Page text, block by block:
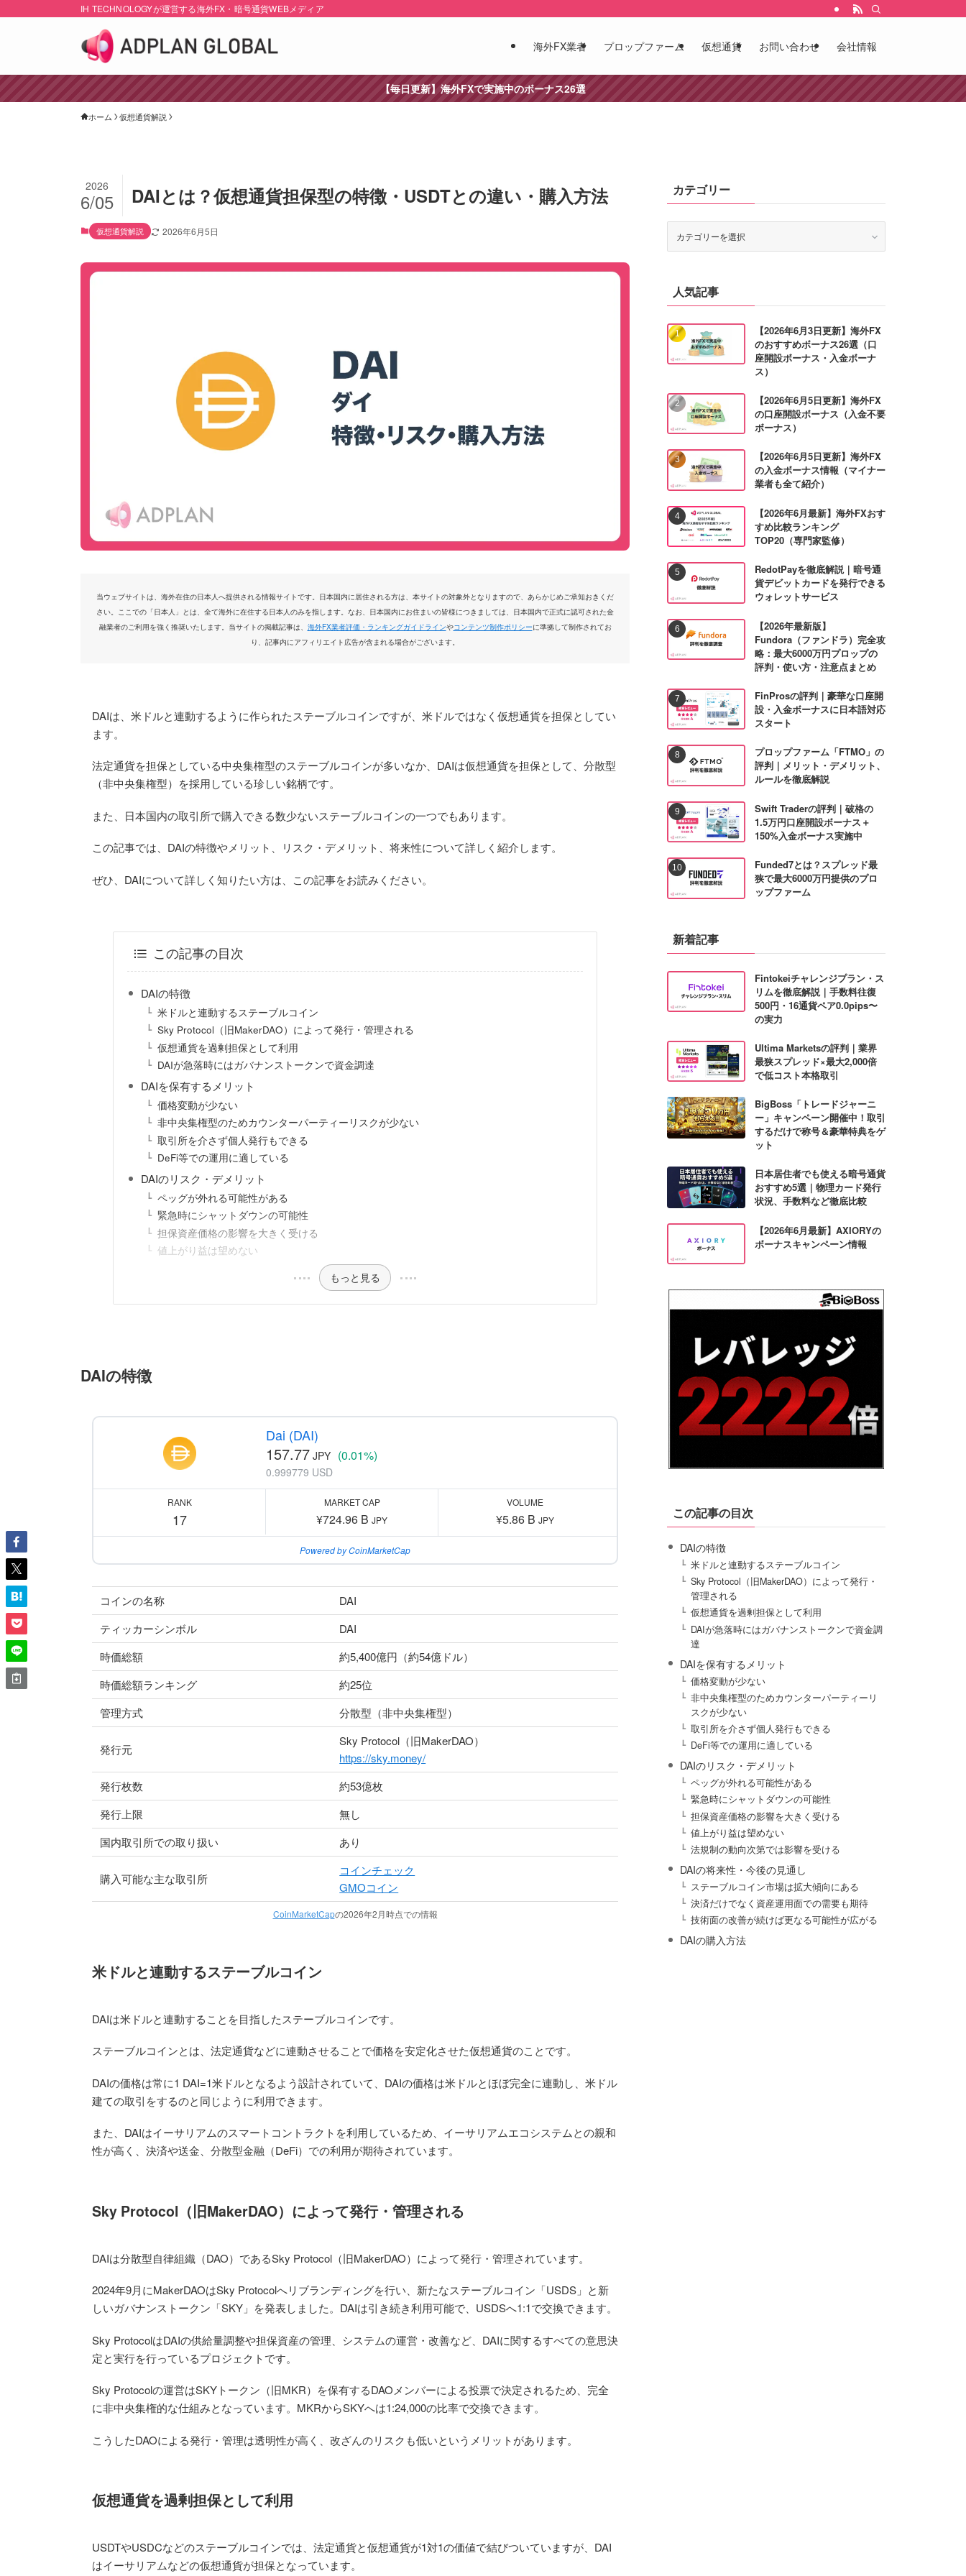
IH TECHNOLOGYが運営する海外FX・暗号通貨WEBメディア
海外FX業者 プロップファーム 仮想通貨 お問い合わせ 会社情報
【毎日更新】海外FXで実施中のボーナス26選
ホーム 仮想通貨解説
DAIとは？仮想通貨担保型の特徴・USDTとの違い・購入方法
2026
6/05
仮想通貨解説 2026年6月5日
当ウェブサイトは、海外在住の日本人へ提供される情報サイトです。日本国内に居住される方は、本サイトの対象外となりますので、あらかじめご承知おきくだ
さい。ここでの「日本人」とは、全て海外に在住する日本人のみを指します。なお、日本国内にお住まいの皆様につきましては、日本国内で正式に認可された金
融業者のご利用を強く推奨いたします。当サイトの掲載記事は、 海外FX業者評価・ランキングガイドラインやコンテンツ制作ポリシーに準拠して制作されてお
り、記事内にアフィリエイト広告が含まれる場合がございます。
DAIは、米ドルと連動するように作られたステーブルコインですが、米ドルではなく仮想通貨を担保としてい
ます。
法定通貨を担保としている中央集権型のステーブルコインが多いなか、DAIは仮想通貨を担保として、分散型
（非中央集権型）を採用している珍しい銘柄です。
また、日本国内の取引所で購入できる数少ないステーブルコインの一つでもあります。
この記事では、DAIの特徴やメリット、リスク・デメリット、将来性について詳しく紹介します。
ぜひ、DAIについて詳しく知りたい方は、この記事をお読みください。
この記事の目次
DAIの特徴
米ドルと連動するステーブルコイン
Sky Protocol（旧MakerDAO）によって発行・管理される
仮想通貨を過剰担保として利用
DAIが急落時にはガバナンストークンで資金調達
DAIを保有するメリット
価格変動が少ない
非中央集権型のためカウンターパーティーリスクが少ない
取引所を介さず個人発行もできる
DeFi等での運用に適している
DAIのリスク・デメリット
ペッグが外れる可能性がある
緊急時にシャットダウンの可能性
担保資産価格の影響を大きく受ける
値上がり益は望めない
もっと見る
DAIの特徴
Dai (DAI)
157.77 JPY (0.01%)
0.999779 USD
RANK
17
MARKET CAP
¥724.96 BJPY
VOLUME
¥5.86 BJPY
Powered by CoinMarketCap
コインの名称
DAI
ティッカーシンボル
DAI
時価総額
約5,400億円（約54億ドル）
時価総額ランキング
約25位
管理方式
分散型（非中央集権型）
発行元
Sky Protocol（旧MakerDAO）
https://sky.money/
発行枚数
約53億枚
発行上限
無し
国内取引所での取り扱い
あり
購入可能な主な取引所
コインチェック
GMOコイン
CoinMarketCapの2026年2月時点での情報
米ドルと連動するステーブルコイン
DAIは米ドルと連動することを目指したステーブルコインです。
ステーブルコインとは、法定通貨などに連動させることで価格を安定化させた仮想通貨のことです。
DAIの価格は常に1 DAI=1米ドルとなるよう設計されていて、DAIの価格は米ドルとほぼ完全に連動し、米ドル
建ての取引をするのと同じように利用できます。
また、DAIはイーサリアムのスマートコントラクトを利用しているため、イーサリアムエコシステムとの親和
性が高く、決済や送金、分散型金融（DeFi）での利用が期待されています。
Sky Protocol（旧MakerDAO）によって発行・管理される
DAIは分散型自律組織（DAO）であるSky Protocol（旧MakerDAO）によって発行・管理されています。
2024年9月にMakerDAOはSky Protocolへリブランディングを行い、新たなステーブルコイン「USDS」と新
しいガバナンストークン「SKY」を発表しました。DAIは引き続き利用可能で、USDSへ1:1で交換できます。
Sky ProtocolはDAIの供給量調整や担保資産の管理、システムの運営・改善など、DAIに関するすべての意思決
定と実行を行っているプロジェクトです。
Sky Protocolの運営はSKYトークン（旧MKR）を保有するDAOメンバーによる投票で決定されるため、完全
に非中央集権的な仕組みとなっています。MKRからSKYへは1:24,000の比率で交換できます。
こうしたDAOによる発行・管理は透明性が高く、改ざんのリスクも低いというメリットがあります。
仮想通貨を過剰担保として利用
USDTやUSDCなどのステーブルコインでは、法定通貨と仮想通貨が1対1の価値で結びついていますが、DAI
はイーサリアムなどの仮想通貨が担保となっています。
カテゴリー
ゴ
人気記事
【2026年6月3日更新】海外FX
のおすすめボーナス26選（口
座開設ボーナス・入金ボーナ
ス）
【2026年6月5日更新】海外FX
の口座開設ボーナス（入金不要
ボーナス）
【2026年6月5日更新】海外FX
の入金ボーナス情報（マイナー
業者も全て紹介）
【2026年6月最新】海外FXおす
すめ比較ランキング
TOP20（専門家監修）
RedotPayを徹底解説｜暗号通
貨デビットカードを発行できる
ウォレットサービス
【2026年最新版】
Fundora（ファンドラ）完全攻
略：最大6000万円プロップの
評判・使い方・注意点まとめ
FinProsの評判｜豪華な口座開
設・入金ボーナスに日本語対応
スタート
プロップファーム「FTMO」の
評判｜メリット・デメリット、
ルールを徹底解説
Swift Traderの評判｜破格の
1.5万円口座開設ボーナス＋
150%入金ボーナス実施中
Funded7とは？スプレッド最
狭で最大6000万円提供のプロ
ップファーム
新着記事
Fintokeiチャレンジプラン・ス
リムを徹底解説｜手数料往復
500円・16通貨ペア0.0pips〜
の実力
Ultima Marketsの評判｜業界
最狭スプレッド×最大2,000倍
で低コスト本格取引
BigBoss「トレードジャーニ
ー」キャンペーン開催中！取引
するだけで称号＆豪華特典をゲ
ット
日本居住者でも使える暗号通貨
おすすめ5選｜物理カード発行
状況、手数料など徹底比較
【2026年6月最新】AXIORYの
ボーナスキャンペーン情報
この記事の目次
DAIの特徴
米ドルと連動するステーブルコイン
Sky Protocol（旧MakerDAO）によって発行・
管理される
仮想通貨を過剰担保として利用
DAIが急落時にはガバナンストークンで資金調
達
DAIを保有するメリット
価格変動が少ない
非中央集権型のためカウンターパーティーリ
スクが少ない
取引所を介さず個人発行もできる
DeFi等での運用に適している
DAIのリスク・デメリット
ペッグが外れる可能性がある
緊急時にシャットダウンの可能性
担保資産価格の影響を大きく受ける
値上がり益は望めない
法規制の動向次第では影響を受ける
DAIの将来性・今後の見通し
ステーブルコイン市場は拡大傾向にある
決済だけでなく資産運用面での需要も期待
技術面の改善が続けば更なる可能性が広がる
DAIの購入方法